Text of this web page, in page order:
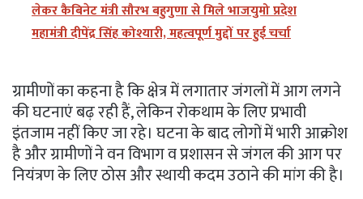
लेकर कैबिनेट मंत्री सौरभ बहुगुणा से मिले भाजयुमो प्रदेश
महामंत्री दीपेंद्र सिंह कोश्यारी, महत्वपूर्ण मुद्दों पर हुई चर्चा
ग्रामीणों का कहना है कि क्षेत्र में लगातार जंगलों में आग लगने
की घटनाएं बढ़ रही हैं, लेकिन रोकथाम के लिए प्रभावी
इंतजाम नहीं किए जा रहे। घटना के बाद लोगों में भारी आक्रोश
है और ग्रामीणों ने वन विभाग व प्रशासन से जंगल की आग पर
नियंत्रण के लिए ठोस और स्थायी कदम उठाने की मांग की है।